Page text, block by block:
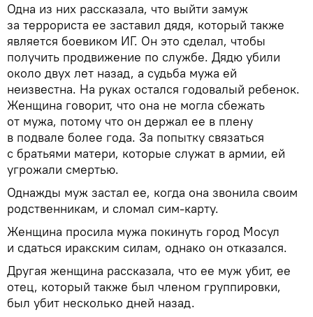
Одна из них рассказала, что выйти замуж
за террориста ее заставил дядя, который также
является боевиком ИГ. Он это сделал, чтобы
получить продвижение по службе. Дядю убили
около двух лет назад, а судьба мужа ей
неизвестна. На руках остался годовалый ребенок.
Женщина говорит, что она не могла сбежать
от мужа, потому что он держал ее в плену
в подвале более года. За попытку связаться
с братьями матери, которые служат в армии, ей
угрожали смертью.
Однажды муж застал ее, когда она звонила своим
родственникам, и сломал сим-карту.
Женщина просила мужа покинуть город Мосул
и сдаться иракским силам, однако он отказался.
Другая женщина рассказала, что ее муж убит, ее
отец, который также был членом группировки,
был убит несколько дней назад.